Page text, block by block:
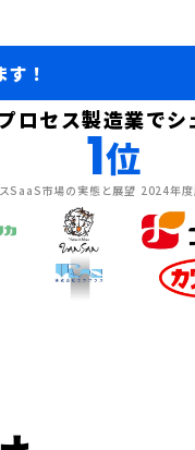
！
ロセス製造業でシ
1位
市場の実態と展望 2024年度